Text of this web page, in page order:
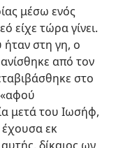
μέσω ενός
είχε τώρα γίνει.
ήταν στη γη, ο
από τον
στο
μετά του Ιωσήφ,
έχουσα εκ